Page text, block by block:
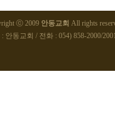
ⓒ 2009 안동교회 All rights
안동교회 / 전화 : 054) 858-2000/